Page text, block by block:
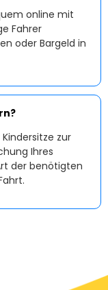
online mit
Fahrer
oder Bargeld in
zur
Ihres
der benötigten